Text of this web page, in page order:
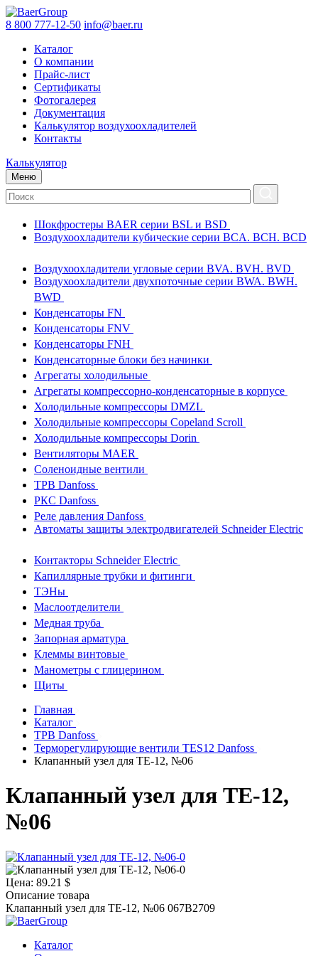
8 800 777-12-50 info@baer.ru
Каталог
О компании
Прайс-лист
Сертификаты
Фотогалерея
Документация
Калькулятор воздухоохладителей
Контакты
Калькулятор
Меню
Шокфростеры BAER серии BSL и BSD
Воздухоохладители кубические серии BCA. BCH. BCD
Воздухоохладители угловые серии BVA. BVH. BVD
Воздухоохладители двухпоточные серии BWA. BWH.
BWD
Конденсаторы FN
Конденсаторы FNV
Конденсаторы FNH
Конденсаторные блоки без начинки
Агрегаты холодильные
Агрегаты компрессорно-конденсаторные в корпусе
Холодильные компрессоры DMZL
Холодильные компрессоры Copeland Scroll
Холодильные компрессоры Dorin
Вентиляторы MAER
Соленоидные вентили
ТРВ Danfoss
РКС Danfoss
Реле давления Danfoss
Автоматы защиты электродвигателей Schneider Electric
Контакторы Schneider Electric
Капиллярные трубки и фитинги
ТЭНы
Маслоотделители
Медная труба
Запорная арматура
Клеммы винтовые
Манометры с глицерином
Щиты
Главная
Каталог
ТРВ Danfoss
Терморегулирующие вентили TES12 Danfoss
Клапанный узел для TE-12, №06
Клапанный узел для TE-12,
№06
Цена: 89.21 $
Описание товара
Клапанный узел для TE-12, №06 067B2709
Каталог